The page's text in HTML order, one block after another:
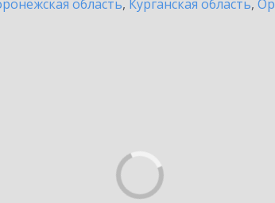
область, Курганская область,